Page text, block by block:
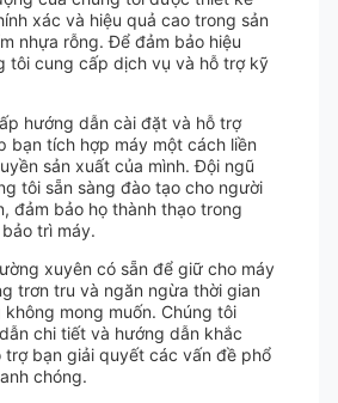
xác và hiệu quả cao trong sản
nhựa rỗng. Để đảm bảo hiệu
tôi cung cấp dịch vụ và hỗ trợ kỹ
hướng dẫn cài đặt và hỗ trợ
bạn tích hợp máy một cách liền
sản xuất của mình. Đội ngũ
tôi sẵn sàng đào tạo cho người
đảm bảo họ thành thạo trong
trì máy.
xuyên có sẵn để giữ cho máy
trơn tru và ngăn ngừa thời gian
mong muốn. Chúng tôi
chi tiết và hướng dẫn khắc
trợ bạn giải quyết các vấn đề phổ
chóng.